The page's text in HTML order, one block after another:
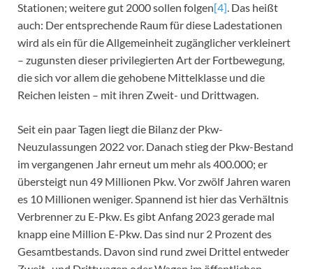
Stationen; weitere gut 2000 sollen folgen[4]. Das heißt
auch: Der entsprechende Raum für diese Ladestationen
wird als ein für die Allgemeinheit zugänglicher verkleinert
– zugunsten dieser privilegierten Art der Fortbewegung,
die sich vor allem die gehobene Mittelklasse und die
Reichen leisten – mit ihren Zweit- und Drittwagen.
Seit ein paar Tagen liegt die Bilanz der Pkw-
Neuzulassungen 2022 vor. Danach stieg der Pkw-Bestand
im vergangenen Jahr erneut um mehr als 400.000; er
übersteigt nun 49 Millionen Pkw. Vor zwölf Jahren waren
es 10 Millionen weniger. Spannend ist hier das Verhältnis
Verbrenner zu E-Pkw. Es gibt Anfang 2023 gerade mal
knapp eine Million E-Pkw. Das sind nur 2 Prozent des
Gesamtbestands. Davon sind rund zwei Drittel entweder